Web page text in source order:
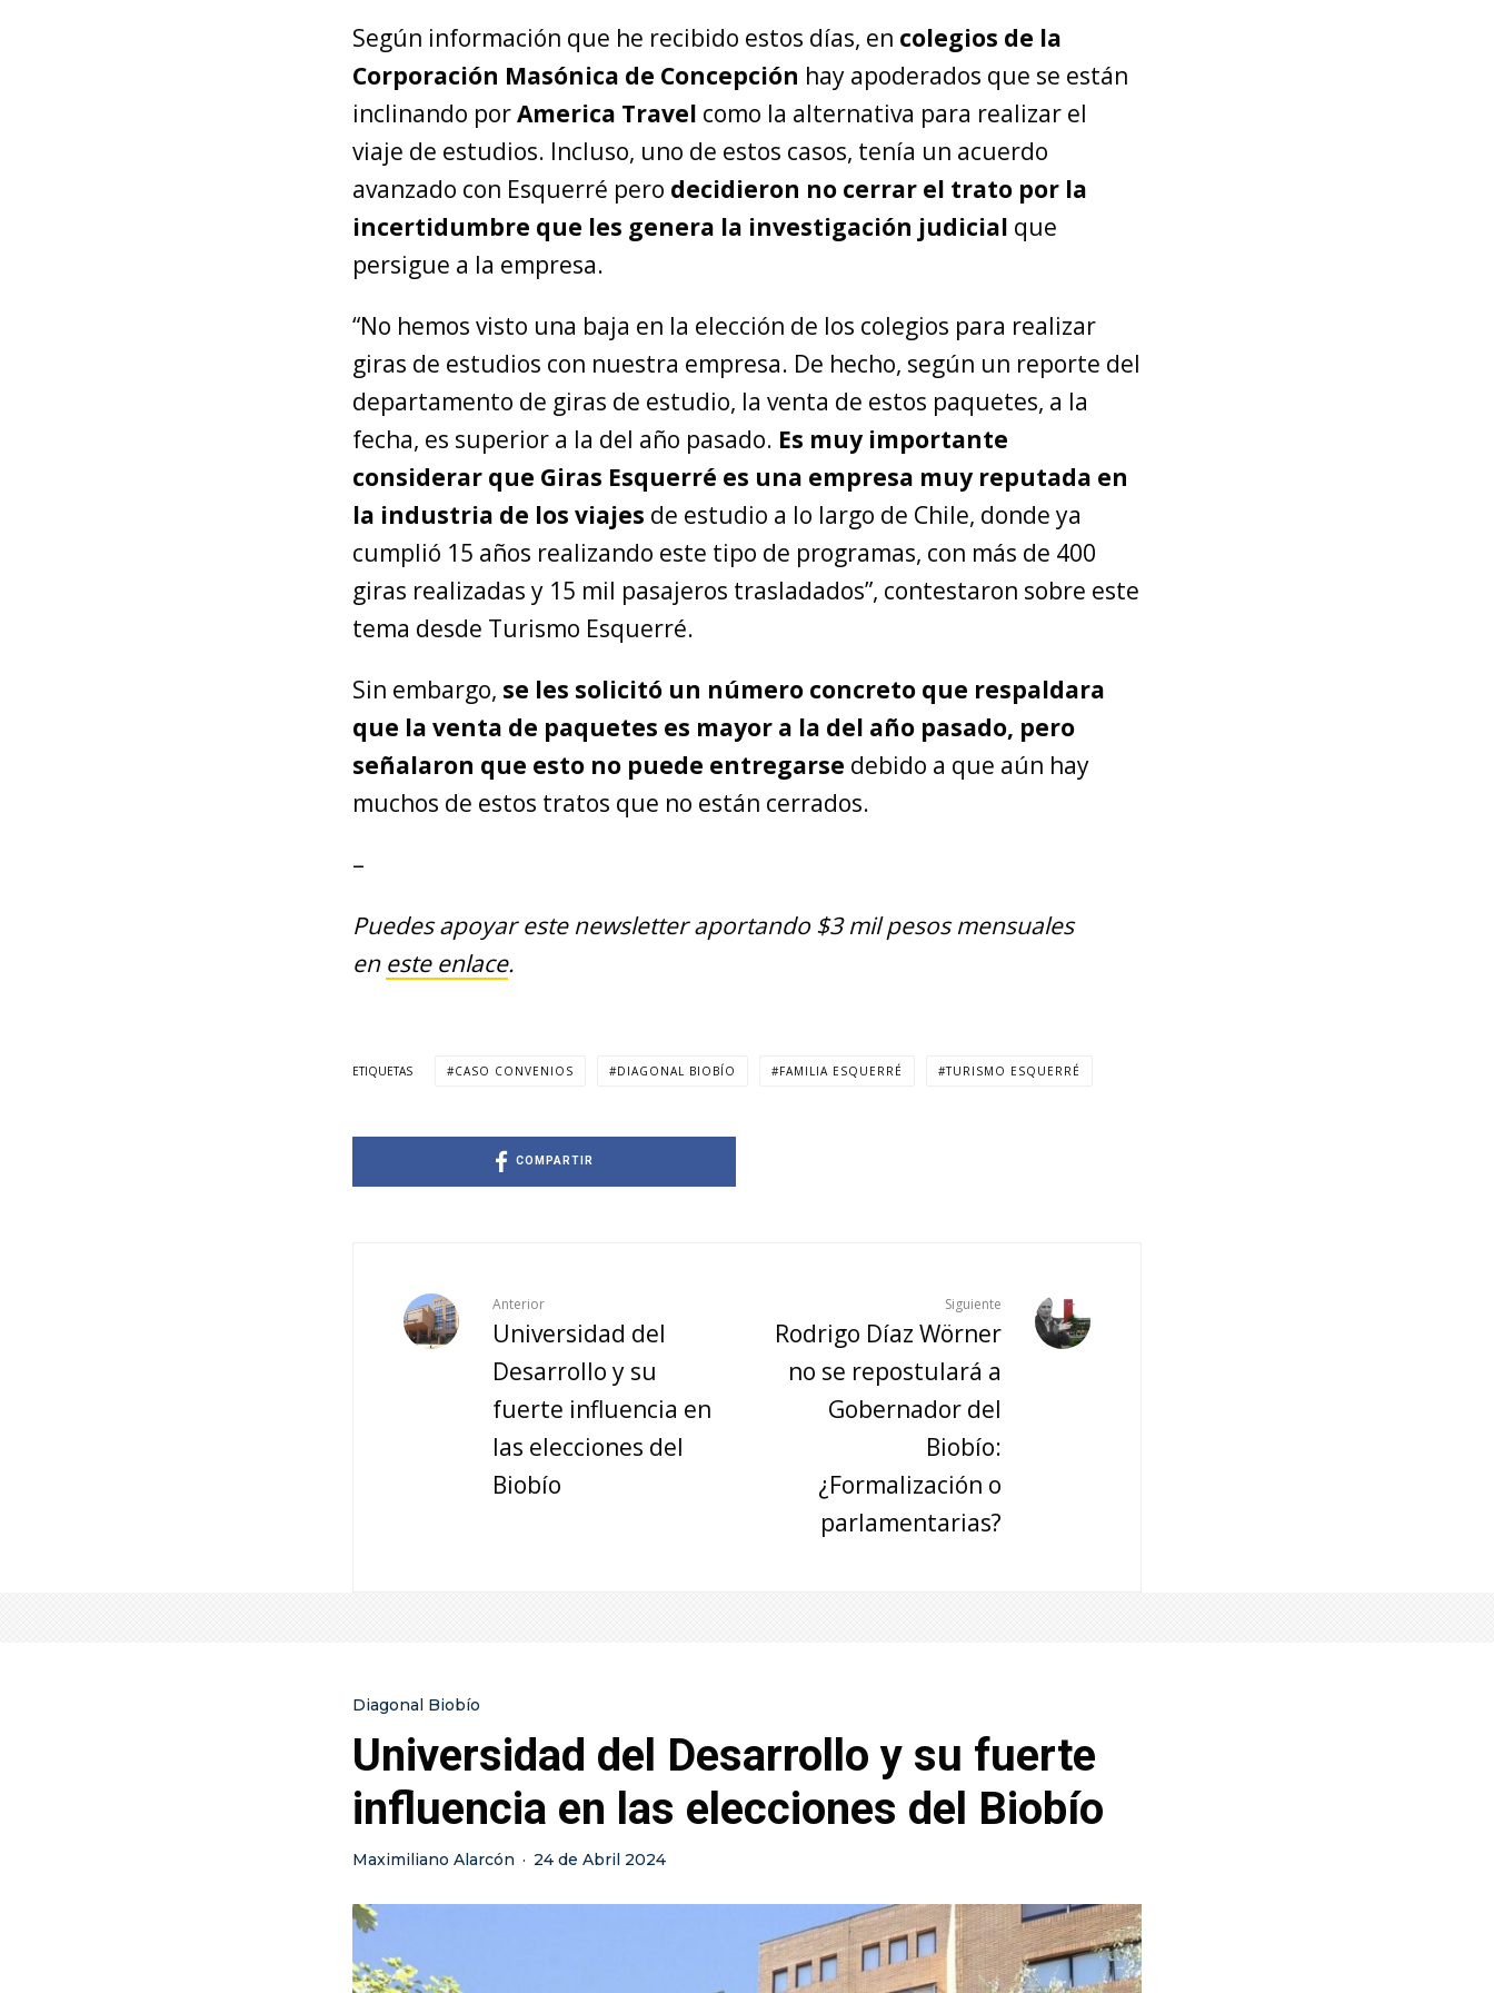
Según información que he recibido estos días, en colegios de la
Corporación Masónica de Concepción hay apoderados que se están
inclinando porAmerica Travel como la alternativa para realizar el
viaje de estudios. Incluso, uno de estos casos, tenía un acuerdo
avanzado con Esquerré pero decidieron no cerrar el trato por la
incertidumbre que les genera la investigación judicial que
persigue a la empresa.
“No hemos visto una baja en la elección de los colegios para realizar
giras de estudios con nuestra empresa. De hecho, según un reporte del
departamento de giras de estudio, la venta de estos paquetes, a la
fecha, es superior a la del año pasado. Es muy importante
considerar que Giras Esquerré es una empresa muy reputada en
la industria de los viajes de estudio a lo largo de Chile, donde ya
cumplió 15 años realizando este tipo de programas, con más de 400
giras realizadas y 15 mil pasajeros trasladados”, contestaron sobre este
tema desde Turismo Esquerré.
Sin embargo, se les solicitó un número concreto que respaldara
que la venta de paquetes es mayor a la del año pasado, pero
señalaron que esto no puede entregarse debido a que aún hay
muchos de estos tratos que no están cerrados.
–
Puedes apoyar este newsletter aportando $3 mil pesos mensuales
en este enlace.
ETIQUETAS CASO CONVENIOS DIAGONAL BIOBÍO FAMILIA ESQUERRÉ TURISMO ESQUERRÉ
COMPARTIR
Anterior
Universidad del
Desarrollo y su
fuerte influencia en
las elecciones del
Biobío
Siguiente
Rodrigo Díaz Wörner
no se repostulará a
Gobernador del
Biobío:
¿Formalización o
parlamentarias?
Diagonal Biobío
Universidad del Desarrollo y su fuerte
influencia en las elecciones del Biobío
Maximiliano Alarcón · 24 de Abril 2024